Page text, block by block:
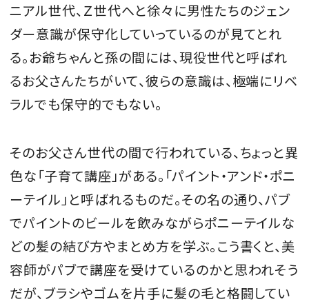
ニアル世代、Ｚ世代へと徐々に男性たちのジェン
ダー意識が保守化していっているのが見てとれ
る。お爺ちゃんと孫の間には、現役世代と呼ばれ
るお父さんたちがいて、彼らの意識は、極端にリベ
ラルでも保守的でもない。
そのお父さん世代の間で行われている、ちょっと異
色な「子育て講座」がある。「パイント・アンド・ポニ
ーテイル」と呼ばれるものだ。その名の通り、パブ
でパイントのビールを飲みながらポニーテイルな
どの髪の結び方やまとめ方を学ぶ。こう書くと、美
容師がパブで講座を受けているのかと思われそう
だが、ブラシやゴムを片手に髪の毛と格闘してい